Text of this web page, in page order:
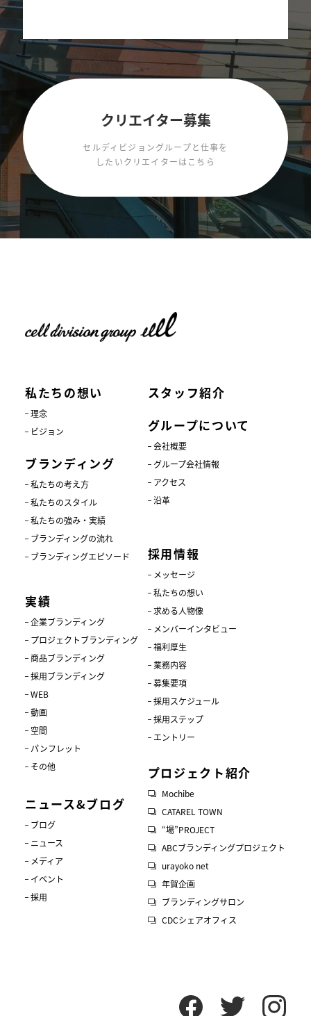
クリエイター募集
セルディビジョングループと仕事を
したいクリエイターはこちら
私たちの想い
理念
ビジョン
ブランディング
私たちの考え方
私たちのスタイル
私たちの強み・実績
ブランディングの流れ
ブランディングエピソード
実績
企業ブランディング
プロジェクトブランディング
商品ブランディング
採用ブランディング
WEB
動画
空間
パンフレット
その他
ニュース&ブログ
ブログ
ニュース
メディア
イベント
採用
スタッフ紹介
グループについて
会社概要
グループ会社情報
アクセス
沿革
採用情報
メッセージ
私たちの想い
求める人物像
メンバーインタビュー
福利厚生
業務内容
募集要項
採用スケジュール
採用ステップ
エントリー
プロジェクト紹介
Mochibe
CATAREL TOWN
“場”PROJECT
ABCブランディングプロジェクト
urayoko net
年賀企画
ブランディングサロン
CDCシェアオフィス